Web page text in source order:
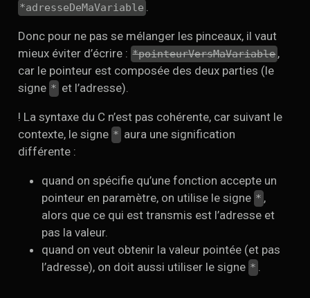
*adresseDeMaVariable
Donc pour ne pas se mélanger les pinceaux, il vaut
mieux éviter d’écrire : *pointeurVersMaVariable,
car le pointeur est composée des deux parties (le
signe * et l’adresse).
! La syntaxe du C n’est pas cohérente, car suivant le
contexte, le signe * aura une signification
différente :
quand on spécifie qu’une fonction accepte un
pointeur en paramètre, on utilise le signe * ,
alors que ce qui est transmis est l’adresse et
pas la valeur.
quand on veut obtenir la valeur pointée (et pas
l’adresse), on doit aussi utiliser le signe *